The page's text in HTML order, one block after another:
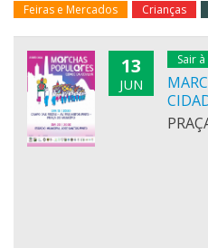
Feiras e Mercados
Crianças
13
JUN
Sair